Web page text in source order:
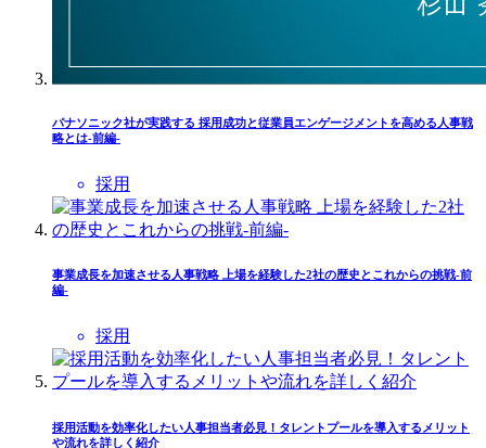
パナソニック社が実践する 採用成功と従業員エンゲージメントを高める人事戦
略とは-前編-
採用
事業成長を加速させる人事戦略 上場を経験した2社の歴史とこれからの挑戦-前
編-
採用
採用活動を効率化したい人事担当者必見！タレントプールを導入するメリット
や流れを詳しく紹介